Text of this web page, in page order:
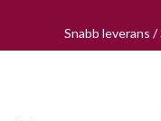
Snabb leverans